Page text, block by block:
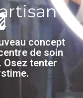
concept
de soin
Osez tenter